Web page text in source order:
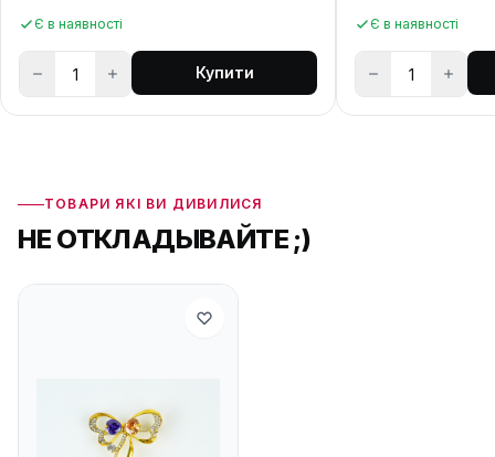
Є в наявності
Купити
Є в наявності
ТОВАРИ ЯКІ ВИ ДИВИЛИСЯ
НЕ ОТКЛАДЫВАЙТЕ ;)